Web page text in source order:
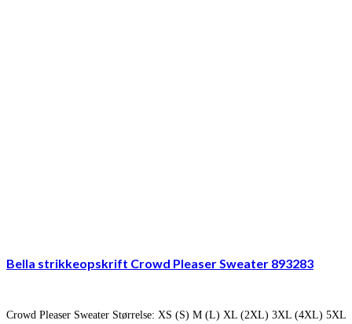
Bella strikkeopskrift Crowd Pleaser Sweater 893283
Crowd Pleaser Sweater Størrelse: XS (S) M (L) XL (2XL) 3XL (4XL) 5XL